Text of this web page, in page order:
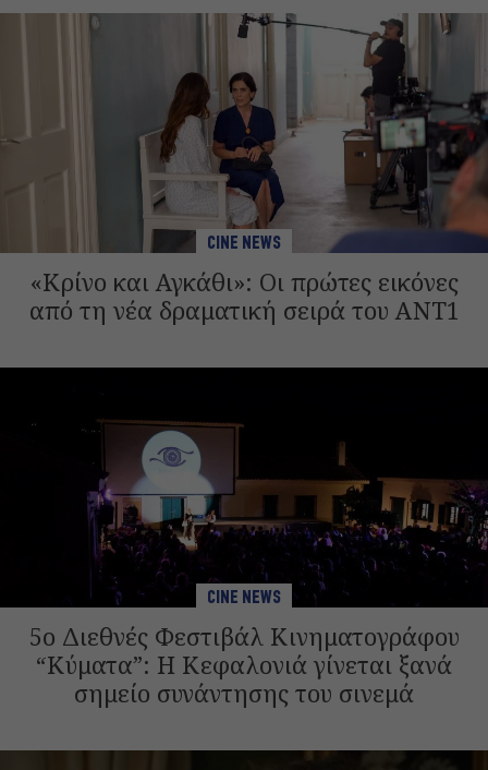
CINE NEWS
«Κρίνο και Αγκάθι»: Οι πρώτες εικόνες
από τη νέα δραματική σειρά του ANT1
CINE NEWS
5ο Διεθνές Φεστιβάλ Κινηματογράφου
“Κύματα”: Η Κεφαλονιά γίνεται ξανά
σημείο συνάντησης του σινεμά